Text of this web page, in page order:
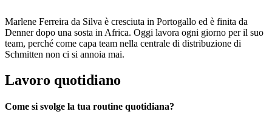
Marlene Ferreira da Silva è cresciuta in Portogallo ed è finita da
Denner dopo una sosta in Africa. Oggi lavora ogni giorno per il suo
team, perché come capa team nella centrale di distribuzione di
Schmitten non ci si annoia mai.
Lavoro quotidiano
Come si svolge la tua routine quotidiana?